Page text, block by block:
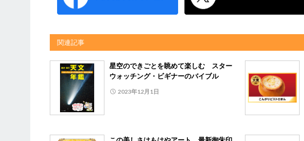
関連記事
星空のできごとを眺めて楽しむ スター
ウォッチング・ビギナーのバイブル
2023年12月1日